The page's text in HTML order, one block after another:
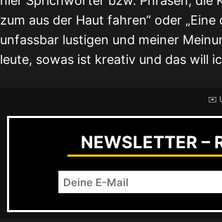
zum aus der Haut fahren“ oder
unfassbar lustigen und meiner
leute, sowas ist kreativ und das will
✉️
NEWSLETTER